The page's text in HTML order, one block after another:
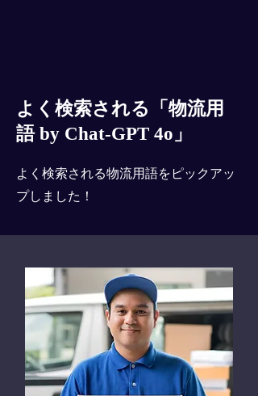
よく検索される「物流用
語 by Chat-GPT 4o」
よく検索される物流用語をピックアッ
プしました！